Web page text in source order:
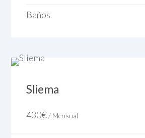
Baños
Sliema
430€ / Mensual